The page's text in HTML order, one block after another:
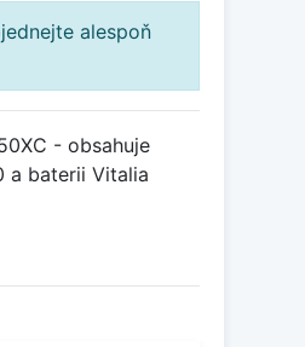
alespoň
- obsahuje
a baterii Vitalia